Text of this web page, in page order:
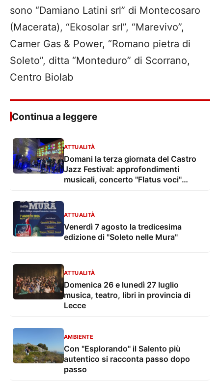
sono “Damiano Latini srl” di Montecosaro
(Macerata), “Ekosolar srl”, “Marevivo”,
Camer Gas & Power, “Romano pietra di
Soleto”, ditta “Monteduro” di Scorrano,
Centro Biolab
Continua a leggere
ATTUALITÀ
Domani la terza giornata del Castro
Jazz Festival: approfondimenti
musicali, concerto "Flatus voci"
ATTUALITÀ
Venerdì 7 agosto la tredicesima
edizione di "Soleto nelle Mura"
ATTUALITÀ
Domenica 26 e lunedì 27 luglio
musica, teatro, libri in provincia di
Lecce
AMBIENTE
Con "Esplorando" il Salento più
autentico si racconta passo dopo
passo